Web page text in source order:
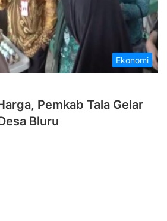
Ekonomi
Pemkab Tala Gelar
Bluru